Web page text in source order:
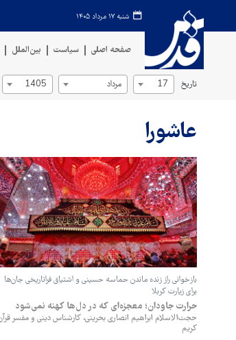
شنبه ۱۷ مرداد ۱۴۰۵
صفحه اصلی سیاست بین‌الملل
تاریخ 17 مرداد 1405
عاشورا
بازخوانی راز زنده ماندن حماسه حسینی و اشتیاق فراتاریخی جان‌ها
برای زیارت کربلا
حرارت جاودان؛ معجزه‌ای که در دل‌ها کهنه نمی‌شود
حجت‌الاسلام ابراهیم انصاری بحرینی، کارشناس دینی و مفسر
کریم